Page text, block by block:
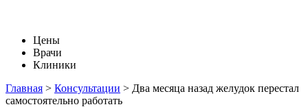
Цены
Врачи
Клиники
Главная > Консультации > Два месяца назад желудок перестал
самостоятельно работать